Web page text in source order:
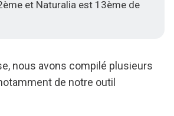
et Naturalia est 13ème de
nous avons compilé plusieurs
de notre outil